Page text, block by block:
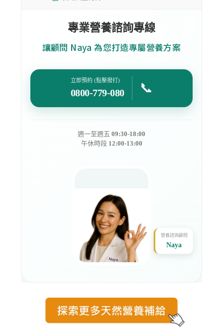
專業營養諮詢專線
讓顧問 Naya 為您打造專屬營養方案
立即預約 (點擊撥打)
0800-779-080 📞
週一至週五 09:30-18:00
午休時段 12:00-13:00
營養諮詢顧問
Naya